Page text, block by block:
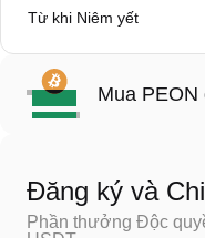
Từ khi Niêm yết
Mua PEON
Đăng ký và
Phần thưởng Độc